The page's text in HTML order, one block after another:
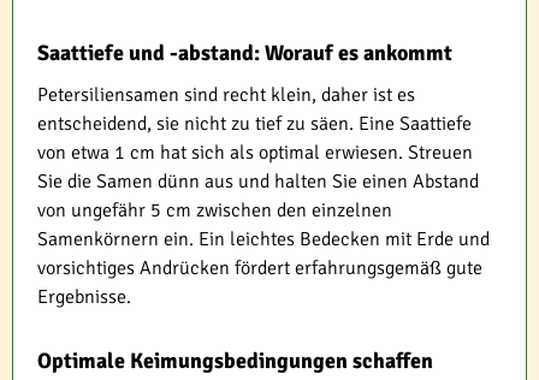
Saattiefe und -abstand: Worauf es ankommt
Petersiliensamen sind recht klein, daher ist es
entscheidend, sie nicht zu tief zu säen. Eine Saattiefe
von etwa 1 cm hat sich als optimal erwiesen. Streuen
Sie die Samen dünn aus und halten Sie einen Abstand
von ungefähr 5 cm zwischen den einzelnen
Samenkörnern ein. Ein leichtes Bedecken mit Erde und
vorsichtiges Andrücken fördert erfahrungsgemäß gute
Ergebnisse.
Optimale Keimungsbedingungen schaffen